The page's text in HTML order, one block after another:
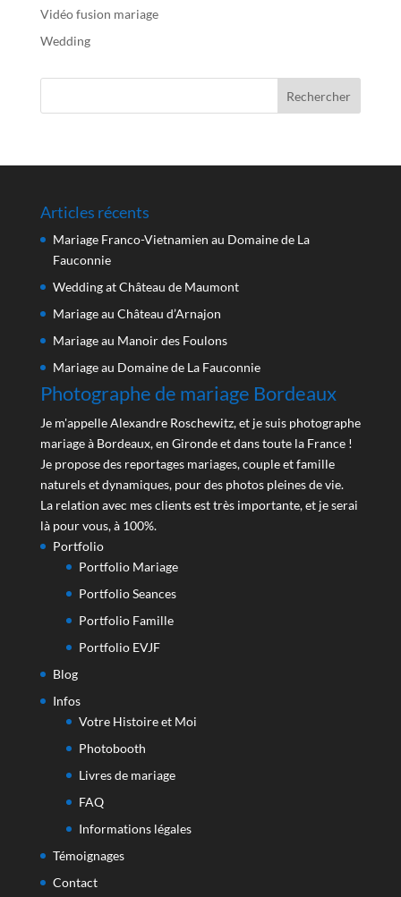
Vidéo fusion mariage
Wedding
Articles récents
Mariage Franco-Vietnamien au Domaine de La
Fauconnie
Wedding at Château de Maumont
Mariage au Château d’Arnajon
Mariage au Manoir des Foulons
Mariage au Domaine de La Fauconnie
Photographe de mariage Bordeaux
Je m'appelle Alexandre Roschewitz, et je suis photographe
mariage à Bordeaux, en Gironde et dans toute la France !
Je propose des reportages mariages, couple et famille
naturels et dynamiques, pour des photos pleines de vie.
La relation avec mes clients est très importante, et je serai
là pour vous, à 100%.
Portfolio
Portfolio Mariage
Portfolio Seances
Portfolio Famille
Portfolio EVJF
Blog
Infos
Votre Histoire et Moi
Photobooth
Livres de mariage
FAQ
Informations légales
Témoignages
Contact